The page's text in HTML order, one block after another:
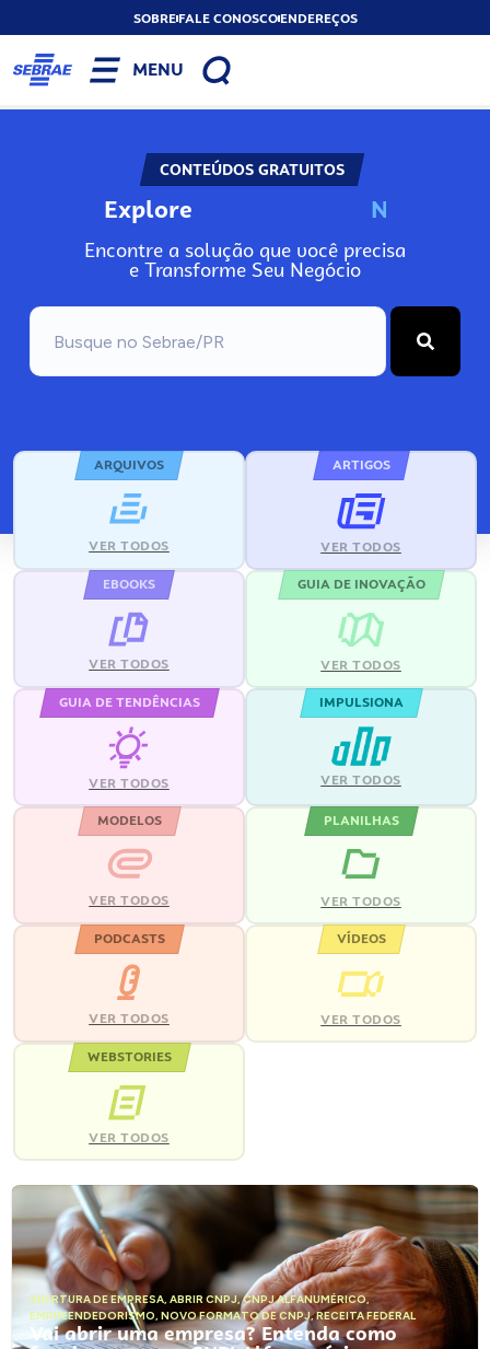
SOBREFALE CONOSCOENDEREÇOS
MENU
CONTEÚDOS GRATUITOS
Explore No
Encontre a solução que você precisa
e Transforme Seu Negócio
ARQUIVOS
VER TODOS
ARTIGOS
VER TODOS
EBOOKS
VER TODOS
GUIA DE INOVAÇÃO
VER TODOS
GUIA DE TENDÊNCIAS
VER TODOS
IMPULSIONA
VER TODOS
MODELOS
VER TODOS
PLANILHAS
VER TODOS
PODCASTS
VER TODOS
VÍDEOS
VER TODOS
WEBSTORIES
VER TODOS
ABERTURA DE EMPRESA, ABRIR CNPJ,CNPJ ALFANUMÉRICO,
EMPREENDEDORISMO, NOVO FORMATO DE CNPJ,RECEITA FEDERAL
Vai abrir uma empresa? Entenda como